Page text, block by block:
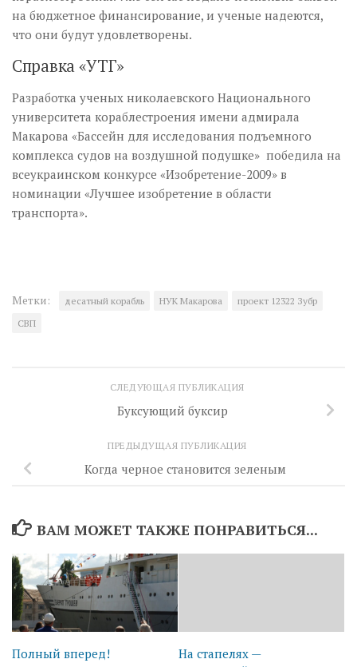
на бюджетное финансирование, и ученые надеются,
что они будут удовлетворены.
Справка «УТГ»
Разработка ученых николаевского Национального
университета кораблестроения имени адмирала
Макарова «Бассейн для исследования подъемного
комплекса судов на воздушной подушке» победила на
всеукраинском конкурсе «Изобретение-2009» в
номинации «Лучшее изобретение в области
транспорта».
Метки: десатный корабль НУК Макарова
проект 12322 Зубр
СВП
СЛЕДУЮЩАЯ ПУБЛИКАЦИЯ
Буксующий буксир
ПРЕДЫДУЩАЯ ПУБЛИКАЦИЯ
Когда черное становится зеленым
ВАМ МОЖЕТ ТАКЖЕ ПОНРАВИТЬСЯ...
Полный вперед!
На стапелях —